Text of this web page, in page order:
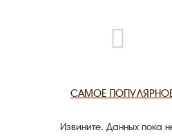
САМОЕ
Извините. Данных пока